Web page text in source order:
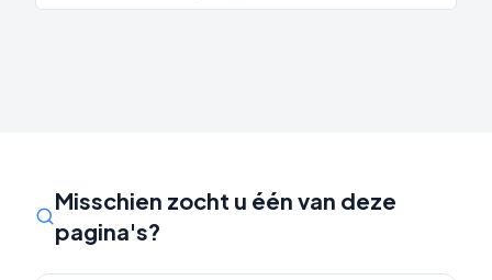
Misschien zocht u één van deze
pagina's?